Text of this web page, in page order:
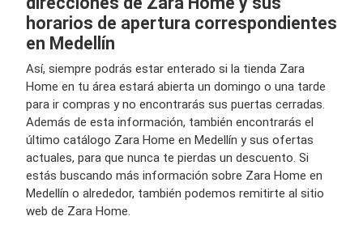
horarios de apertura correspondientes
en Medellín
Así, siempre podrás estar enterado si la tienda Zara
Home en tu área estará abierta un domingo o una tarde
para ir compras y no encontrarás sus puertas cerradas.
Además de esta información, también encontrarás el
último catálogo Zara Home en Medellín y sus ofertas
actuales, para que nunca te pierdas un descuento. Si
estás buscando más información sobre Zara Home en
Medellín o alrededor, también podemos remitirte al sitio
web de Zara Home.